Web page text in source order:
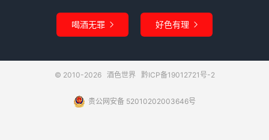
喝酒无罪  好色有理 
© 2010-2026 酒色世界 黔ICP备19012721号-2
贵公网安备 52010202003646号